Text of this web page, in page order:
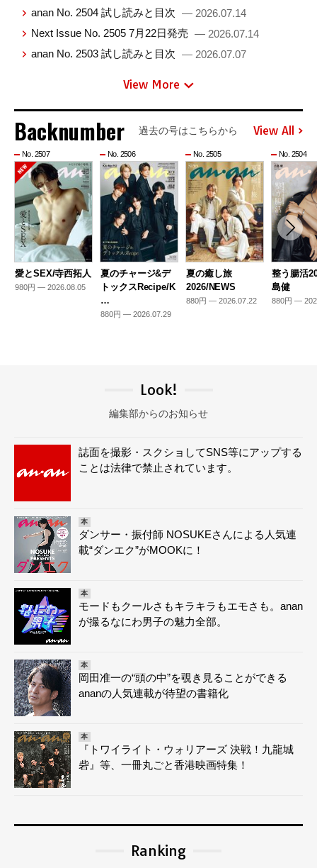
anan No. 2504 試し読みと目次 — 2026.07.14
Next Issue No. 2505 7月22日発売 — 2026.07.14
anan No. 2503 試し読みと目次 — 2026.07.07
View More
Backnumber 過去の号はこちらから View All
No. 2507
愛とSEX/寺西拓人
980円 — 2026.08.05
No. 2506
夏のチャージ&デ
トックスRecipe/K
…
880円 — 2026.07.29
No. 2505
夏の癒し旅
2026/NEWS
880円 — 2026.07.22
No. 2504
整う腸活
島健
880円 —
Look!
編集部からのお知らせ
誌面を撮影・スクショしてSNS等にアップする
ことは法律で禁止されています。
本
ダンサー・振付師 NOSUKEさんによる人気連
載“ダンエク”がMOOKに！
本
モードもクールさもキラキラもエモさも。anan
が撮るなにわ男子の魅力全部。
本
岡田准一の“頭の中”を覗き見ることができる
ananの人気連載が待望の書籍化
本
『トワイライト・ウォリアーズ 決戦！九龍城
砦』等、一冊丸ごと香港映画特集！
Ranking